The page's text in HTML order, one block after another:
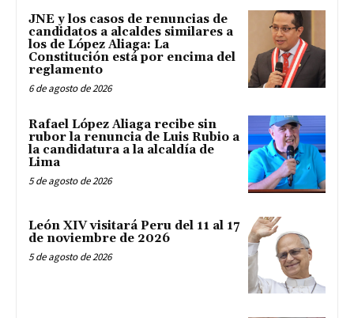
JNE y los casos de renuncias de
candidatos a alcaldes similares a
los de López Aliaga: La
Constitución está por encima del
reglamento
6 de agosto de 2026
Rafael López Aliaga recibe sin
rubor la renuncia de Luis Rubio a
la candidatura a la alcaldía de
Lima
5 de agosto de 2026
León XIV visitará Peru del 11 al 17
de noviembre de 2026
5 de agosto de 2026